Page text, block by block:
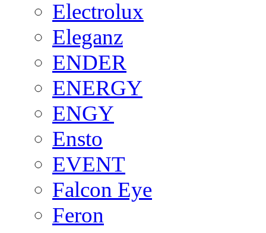
Electrolux
Eleganz
ENDER
ENERGY
ENGY
Ensto
EVENT
Falcon Eye
Feron